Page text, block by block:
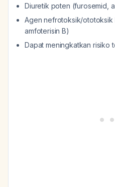
Diuretik poten (furosemid,
Agen nefrotoksik/ototoksik
amfoterisin B)
Dapat meningkatkan risiko